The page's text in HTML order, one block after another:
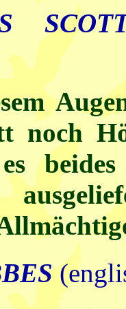
noch